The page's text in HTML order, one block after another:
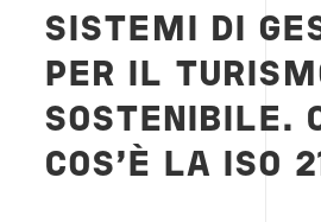
SISTEMI DI
PER IL
SOSTENIBILE.
COS'È LA ISO